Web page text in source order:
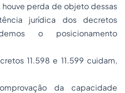
perda de objeto dessas
jurídica dos decretos
o posicionamento
11.598 e 11.599 cuidam,
da capacidade